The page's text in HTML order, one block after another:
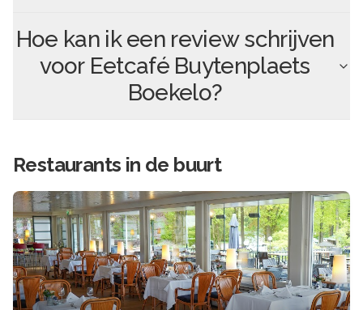
Hoe kan ik een review schrijven
voor Eetcafé Buytenplaets
Boekelo?
Restaurants in de buurt